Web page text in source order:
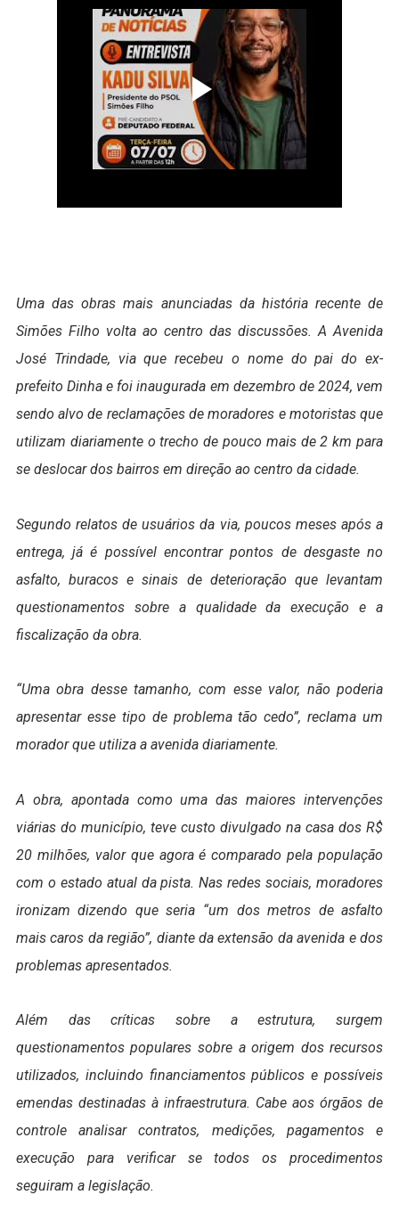
Uma das obras mais anunciadas da história recente de
Simões Filho volta ao centro das discussões. A Avenida
José Trindade, via que recebeu o nome do pai do ex-
prefeito Dinha e foi inaugurada em dezembro de 2024, vem
sendo alvo de reclamações de moradores e motoristas que
utilizam diariamente o trecho de pouco mais de 2 km para
se deslocar dos bairros em direção ao centro da cidade.
Segundo relatos de usuários da via, poucos meses após a
entrega, já é possível encontrar pontos de desgaste no
asfalto, buracos e sinais de deterioração que levantam
questionamentos sobre a qualidade da execução e a
fiscalização da obra.
“Uma obra desse tamanho, com esse valor, não poderia
apresentar esse tipo de problema tão cedo”, reclama um
morador que utiliza a avenida diariamente.
A obra, apontada como uma das maiores intervenções
viárias do município, teve custo divulgado na casa dos R$
20 milhões, valor que agora é comparado pela população
com o estado atual da pista. Nas redes sociais, moradores
ironizam dizendo que seria “um dos metros de asfalto
mais caros da região”, diante da extensão da avenida e dos
problemas apresentados.
Além das críticas sobre a estrutura, surgem
questionamentos populares sobre a origem dos recursos
utilizados, incluindo financiamentos públicos e possíveis
emendas destinadas à infraestrutura. Cabe aos órgãos de
controle analisar contratos, medições, pagamentos e
execução para verificar se todos os procedimentos
seguiram a legislação.